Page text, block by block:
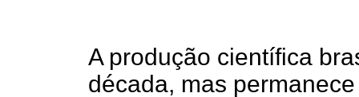
A produção científica
década, mas